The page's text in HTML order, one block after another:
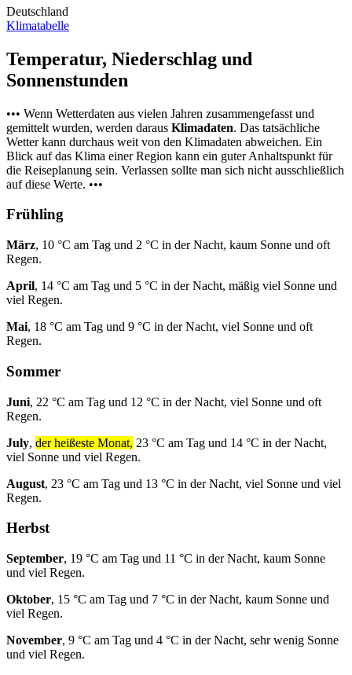
Deutschland
Klimatabelle
Temperatur, Niederschlag und
Sonnenstunden
••• Wenn Wetterdaten aus vielen Jahren zusammengefasst und
gemittelt wurden, werden daraus Klimadaten. Das tatsächliche
Wetter kann durchaus weit von den Klimadaten abweichen. Ein
Blick auf das Klima einer Region kann ein guter Anhaltspunkt für
die Reiseplanung sein. Verlassen sollte man sich nicht ausschließlich
auf diese Werte. •••
Frühling
März, 10 °C am Tag und 2 °C in der Nacht, kaum Sonne und oft
Regen.
April, 14 °C am Tag und 5 °C in der Nacht, mäßig viel Sonne und
viel Regen.
Mai, 18 °C am Tag und 9 °C in der Nacht, viel Sonne und oft
Regen.
Sommer
Juni, 22 °C am Tag und 12 °C in der Nacht, viel Sonne und oft
Regen.
July, der heißeste Monat, 23 °C am Tag und 14 °C in der Nacht,
viel Sonne und viel Regen.
August, 23 °C am Tag und 13 °C in der Nacht, viel Sonne und viel
Regen.
Herbst
September, 19 °C am Tag und 11 °C in der Nacht, kaum Sonne
und viel Regen.
Oktober, 15 °C am Tag und 7 °C in der Nacht, kaum Sonne und
viel Regen.
November, 9 °C am Tag und 4 °C in der Nacht, sehr wenig Sonne
und viel Regen.